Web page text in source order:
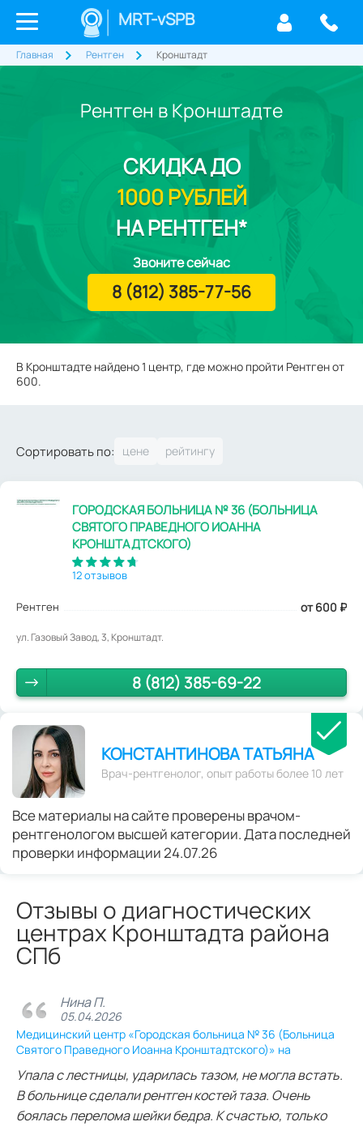
MRT-vSPB
Главная Рентген Кронштадт
Рентген в Кронштадте
В Кронштадте найдено 1 центр, где можно пройти Рентген от
600.
СКИДКАДО
1000 РУБЛЕЙ
НА РЕНТГЕН*
Звоните сейчас
8 (812) 385-77-56
Сортировать по:
ГОРОДСКАЯ БОЛЬНИЦА № 36 (БОЛЬНИЦА
СВЯТОГО ПРАВЕДНОГО ИОАННА
КРОНШТАДТСКОГО)
12 отзывов
Рентген от 600 ₽
ул. Газовый Завод, 3, Кронштадт.
8 (812) 385-69-22
КОНСТАНТИНОВА ТАТЬЯНА
Врач-рентгенолог, опыт работы более 10 лет
Все материалы на сайте проверены врачом-
рентгенологом высшей категории. Дата последней
проверки информации 24.07.26
Отзывы о диагностических
центрах Кронштадта района
СПб
Нина П.
05.04.2026
Медицинский центр «Городская больница № 36 (Больница
Святого Праведного Иоанна Кронштадтского)» на
Упала с лестницы, ударилась тазом, не могла встать.
В больнице сделали рентген костей таза. Очень
боялась перелома шейки бедра. К счастью, только